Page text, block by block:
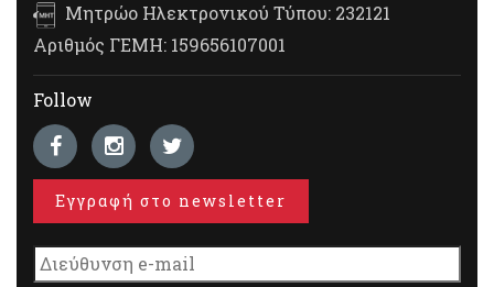
Μητρώο Ηλεκτρονικού Τύπου: 232121
Αριθμός ΓΕΜΗ: 159656107001
Follow
Εγγραφή στο newsletter